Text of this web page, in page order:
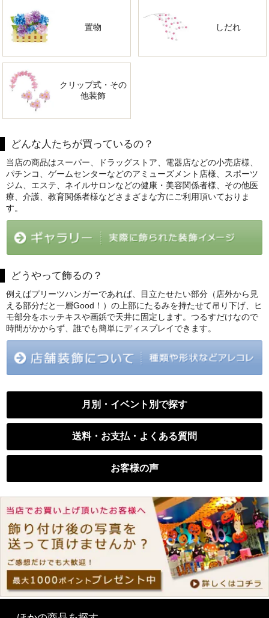
置物 しだれ
クリップ式・その
他装飾
どんな人たちが買っているの？
当店の商品はスーパー、ドラッグストア、電器店などの小売店様、
パチンコ、ゲームセンターなどのアミューズメント店様、スポーツ
ジム、エステ、ネイルサロンなどの健康・美容関係者様、その他医
療、介護、教育関係者様などさまざまな方にご利用頂いておりま
す。
どうやって飾るの？
例えばプリーツハンガーであれば、目立たせたい部分（店外から見
える部分だと一層Good！）の上部にたるみを持たせて吊り下げ、ヒ
モ部分をホッチキスや画鋲で天井に固定します。つるすだけなので
時間がかからず、誰でも簡単にディスプレイできます。
月別・イベント別で探す
送料・お支払・よくある質問
お客様の声